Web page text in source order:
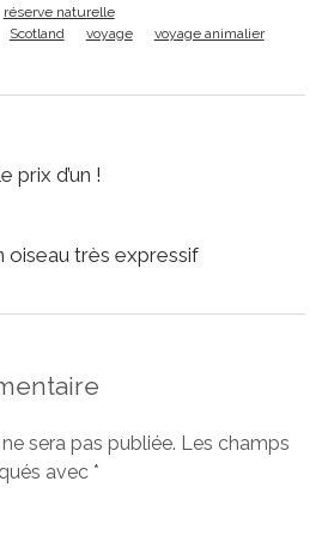
réserve naturelle
Scotland voyage
voyage animalier
prix d’un !
oiseau très expressif
sera pas publiée. Les champs
avec *